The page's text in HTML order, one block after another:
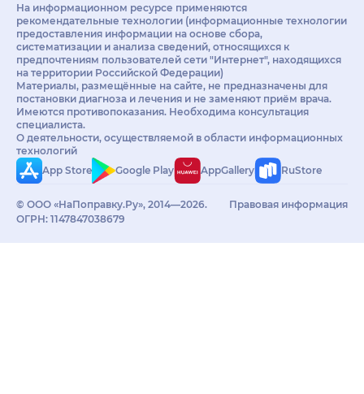
На информационном ресурсе применяются
рекомендательные технологии (информационные технологии
предоставления информации на основе сбора,
систематизации и анализа сведений, относящихся к
предпочтениям пользователей сети "Интернет", находящихся
на территории Российской Федерации)
Материалы, размещённые на сайте, не предназначены для
постановки диагноза и лечения и не заменяют приём врача.
Имеются противопоказания. Необходима консультация
специалиста.
О деятельности, осуществляемой в области информационных
технологий
App Store
Google Play AppGallery RuStore
© ООО «НаПоправку.Ру», 2014—2026.
ОГРН: 1147847038679
Правовая информация